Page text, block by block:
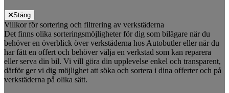
Stäng
Villkor för sortering och filtrering av verkstäderna
Det finns olika sorteringsmöjligheter för dig som bilägare när du
behöver en överblick över verkstäderna hos Autobutler eller när du
har fått en offert och behöver välja en verkstad som kan reparera
eller serva din bil. Vi vill göra din upplevelse enkel och transparent,
därför ger vi dig möjlighet att söka och sortera i dina offerter och på
verkstäderna på olika sätt.